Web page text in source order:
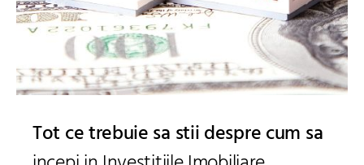
Tot ce trebuie sa stii despre cum sa